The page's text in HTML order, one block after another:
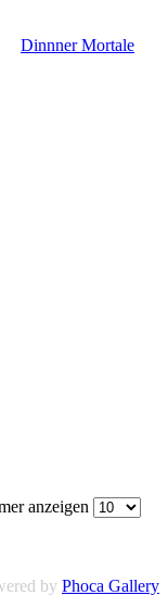
Dinnner Mortale
anzeigen
by Phoca Gallery